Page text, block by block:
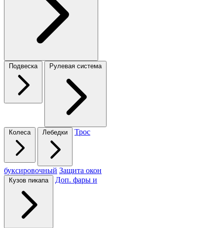
Подвеска Рулевая система
Колеса Лебедки Трос
буксировочный Защита окон
Кузов пикапа Доп. фары и